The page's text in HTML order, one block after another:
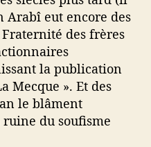
Arabî eut encore des
Fraternité des frères
la publication
Mecque ». Et des
le blâment
du soufisme